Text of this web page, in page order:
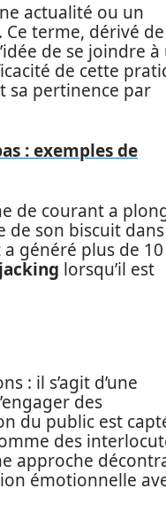
actualité ou un
terme, dérivé de
de se joindre à
de cette
sa pertinence par
: exemples de
de courant a
son biscuit
généré plus de 10
lorsqu’il est
: il s’agit d’une
des
du public est
des
approche
émotionnelle